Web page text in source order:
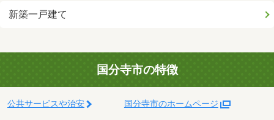
新築一戸建て
国分寺市の特徴
公共サービスや治安 国分寺市のホームページ